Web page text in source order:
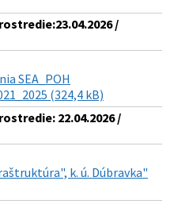
/
SEA_POH
(324,4 kB)
22.04.2026 /
k. ú. Dúbravka"